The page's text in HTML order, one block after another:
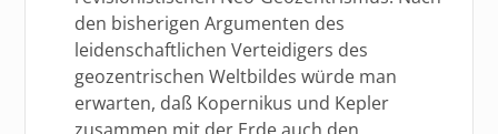
den bisherigen Argumenten des
leidenschaftlichen Verteidigers des
geozentrischen Weltbildes würde man
erwarten, daß Kopernikus und Kepler
zusammen mit der Erde auch den